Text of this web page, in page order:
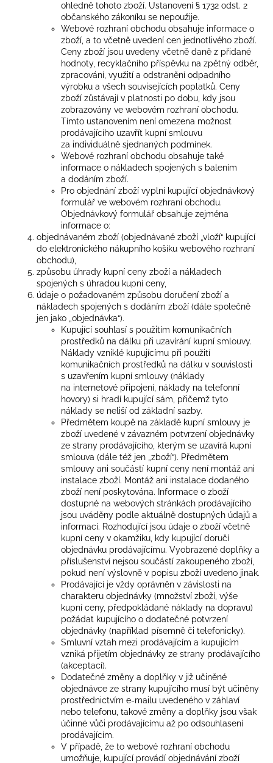
ohledně tohoto zboží. Ustanovení § 1732 odst. 2
občanského zákoníku se nepoužije.
Webové rozhraní obchodu obsahuje informace o
zboží, a to včetně uvedení cen jednotlivého zboží.
Ceny zboží jsou uvedeny včetně daně z přidané
hodnoty, recyklačního příspěvku na zpětný odběr,
zpracování, využití a odstranění odpadního
výrobku a všech souvisejících poplatků. Ceny
zboží zůstávají v platnosti po dobu, kdy jsou
zobrazovány ve webovém rozhraní obchodu.
Tímto ustanovením není omezena možnost
prodávajícího uzavřít kupní smlouvu
za individuálně sjednaných podmínek.
Webové rozhraní obchodu obsahuje také
informace o nákladech spojených s balením
a dodáním zboží.
Pro objednání zboží vyplní kupující objednávkový
formulář ve webovém rozhraní obchodu.
Objednávkový formulář obsahuje zejména
informace o:
objednávaném zboží (objednávané zboží „vloží“ kupující
do elektronického nákupního košíku webového rozhraní
obchodu),
způsobu úhrady kupní ceny zboží a nákladech
spojených s úhradou kupní ceny,
údaje o požadovaném způsobu doručení zboží a
nákladech spojených s dodáním zboží (dále společně
jen jako „objednávka“).
Kupující souhlasí s použitím komunikačních
prostředků na dálku při uzavírání kupní smlouvy.
Náklady vzniklé kupujícímu při použití
komunikačních prostředků na dálku v souvislosti
s uzavřením kupní smlouvy (náklady
na internetové připojení, náklady na telefonní
hovory) si hradí kupující sám, přičemž tyto
náklady se neliší od základní sazby.
Předmětem koupě na základě kupní smlouvy je
zboží uvedené v závazném potvrzení objednávky
ze strany prodávajícího, kterým se uzavírá kupní
smlouva (dále též jen „zboží“). Předmětem
smlouvy ani součástí kupní ceny není montáž ani
instalace zboží. Montáž ani instalace dodaného
zboží není poskytována. Informace o zboží
dostupné na webových stránkách prodávajícího
jsou uváděny podle aktuálně dostupných údajů a
informací. Rozhodující jsou údaje o zboží včetně
kupní ceny v okamžiku, kdy kupující doručí
objednávku prodávajícímu. Vyobrazené doplňky a
příslušenství nejsou součástí zakoupeného zboží,
pokud není výslovně v popisu zboží uvedeno jinak.
Prodávající je vždy oprávněn v závislosti na
charakteru objednávky (množství zboží, výše
kupní ceny, předpokládané náklady na dopravu)
požádat kupujícího o dodatečné potvrzení
objednávky (například písemně či telefonicky).
Smluvní vztah mezi prodávajícím a kupujícím
vzniká přijetím objednávky ze strany prodávajícího
(akceptací).
Dodatečné změny a doplňky v již učiněné
objednávce ze strany kupujícího musí být učiněny
prostřednictvím e-mailu uvedeného v záhlaví
nebo telefonu, takové změny a doplňky jsou však
účinné vůči prodávajícímu až po odsouhlasení
prodávajícím.
V případě, že to webové rozhraní obchodu
umožňuje, kupující provádí objednávání zboží